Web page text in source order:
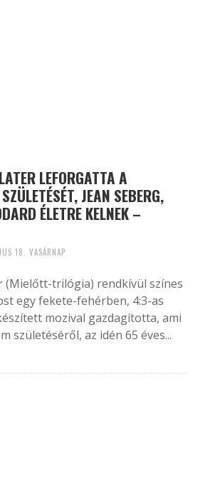
LEFORGATTA A
JEAN SEBERG,
ÉLETRE KELNEK –
18. VASÁRNAP
(Mielőtt-trilógia) rendkívül színes
egy fekete-fehérben, 4:3-as
mozival gazdagította, ami
születéséről, az idén 65 éves...